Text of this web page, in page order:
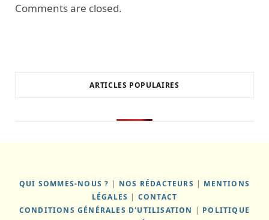
Comments are closed.
ARTICLES POPULAIRES
QUI SOMMES-NOUS ? | NOS RÉDACTEURS | MENTIONS
LÉGALES | CONTACT
CONDITIONS GÉNÉRALES D'UTILISATION | POLITIQUE